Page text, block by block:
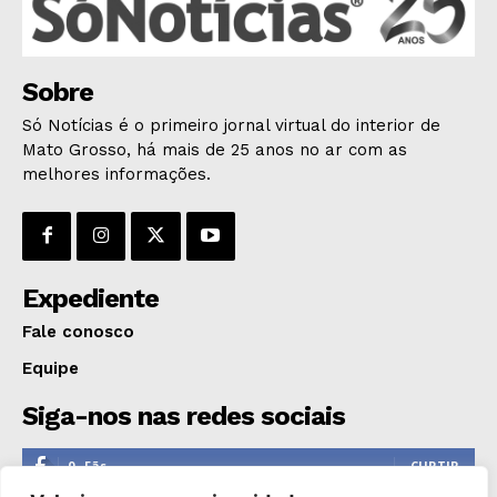
Sobre
Só Notícias é o primeiro jornal virtual do interior de
Mato Grosso, há mais de 25 anos no ar com as
melhores informações.
Expediente
Fale conosco
Equipe
Siga-nos nas redes sociais
0 Fãs CURTIR